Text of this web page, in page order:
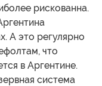
рискованна.
А это регулярно
что
в Аргентине.
система